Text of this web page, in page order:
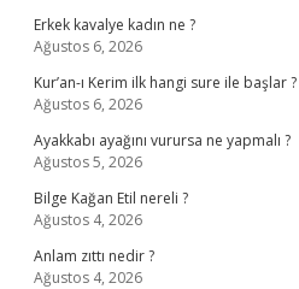
Erkek kavalye kadın ne ?
Ağustos 6, 2026
Kur’an-ı Kerim ilk hangi sure ile başlar ?
Ağustos 6, 2026
Ayakkabı ayağını vurursa ne yapmalı ?
Ağustos 5, 2026
Bilge Kağan Etil nereli ?
Ağustos 4, 2026
Anlam zıttı nedir ?
Ağustos 4, 2026